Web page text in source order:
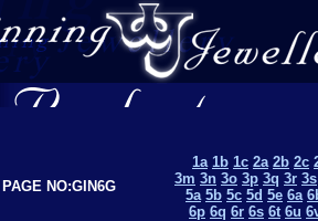
PAGE NO:GIN6G
1a 1b 1c 2a 2b 2c
3m 3n 3o 3p 3q 3r 3s
5a 5b 5c 5d 5e 6a
6p 6q 6r 6s 6t 6u